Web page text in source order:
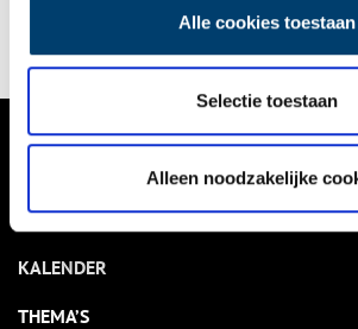
Alle cookies toestaan
Selectie toestaan
Alleen noodzakelijke
NIEUWS
KALENDER
THEMA’S